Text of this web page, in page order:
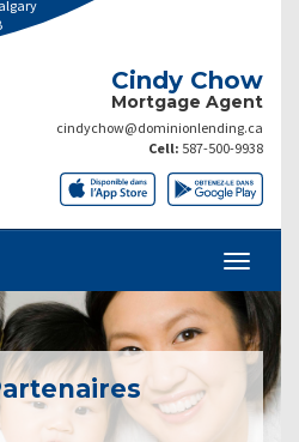
Cindy Chow
Mortgage Agent
cindychow@dominionlending.ca
Cell: 587-500-9938